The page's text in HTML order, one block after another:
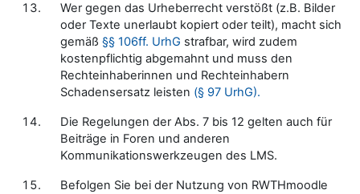
Wer gegen das Urheberrecht verstößt (z.B. Bilder
oder Texte unerlaubt kopiert oder teilt), macht sich
gemäß§§ 106ff. UrhG strafbar, wird zudem
kostenpflichtig abgemahnt und muss den
Rechteinhaberinnen und Rechteinhabern
Schadensersatz leisten (§ 97 UrhG).
Die Regelungen der Abs. 7 bis 12 gelten auch für
Beiträge in Foren und anderen
Kommunikationswerkzeugen des LMS.
Befolgen Sie bei der Nutzung von RWTHmoodle